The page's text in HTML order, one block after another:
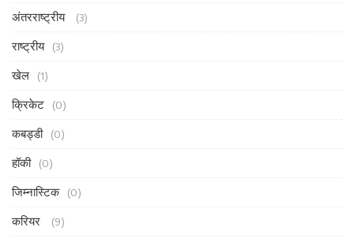
अंतरराष्ट्रीय (3)
राष्ट्रीय (3)
खेल (1)
क्रिकेट (0)
कबड्डी (0)
हॉकी (0)
जिम्नास्टिक (0)
करियर (9)